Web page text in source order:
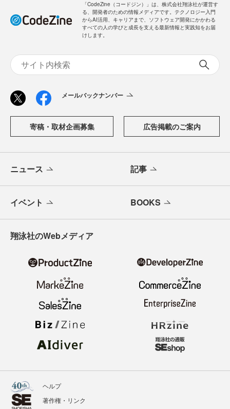
「CodeZine（コードジン）」は、株式会社翔泳社が運営す
る、開発者のための情報メディアです。テクノロジー入門
からAI活用、キャリアまで、ソフトウェア開発にかかわる
すべての人の学びと成長を支える最新情報と実践知をお届
けします。
メールバックナンバー
寄稿・取材企画募集 広告掲載のご案内
ニュース 記事
イベント BOOKS
翔泳社のWebメディア
ヘルプ
著作権・リンク